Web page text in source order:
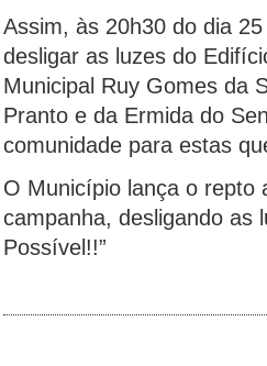
Assim, às 20h30 do dia
desligar as luzes do
Municipal Ruy Gomes da
Pranto e da Ermida do
comunidade para estas
O Município lança o repto
campanha, desligando as
Possível!!”